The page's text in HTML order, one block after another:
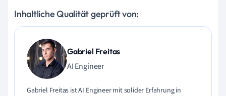
Inhaltliche Qualität geprüft von:
Gabriel Freitas
AI Engineer
Gabriel Freitas ist AI Engineer mit solider Erfahrung in